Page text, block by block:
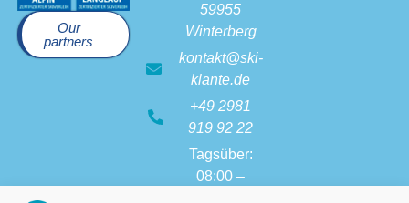
59955
Winterberg
kontakt@ski-
klante.de
+49 2981
919 92 22
Tagsüber:
08:00 –
Our
partners